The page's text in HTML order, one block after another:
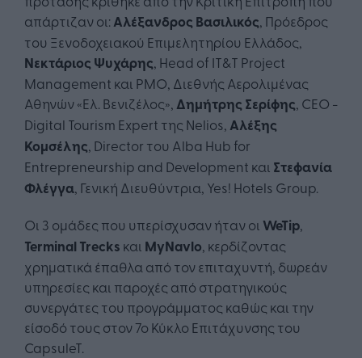
απάρτιζαν οι: Αλέξανδρος Βασιλικός, Πρόεδρος
του Ξενοδοχειακού Επιμελητηρίου Ελλάδος,
Νεκτάριος Ψυχάρης, Head of IT&T Project
Management και PMO, Διεθνής Αερολιμένας
Αθηνών «Ελ. Βενιζέλος», Δημήτρης Σερίφης, CEO -
Digital Tourism Expert της Nelios, Αλέξης
Κομσέλης, Director του Alba Hub for
Entrepreneurship and Development και Στεφανία
Φλέγγα, Γενική Διευθύντρια, Yes! Hotels Group.
Οι 3 ομάδες που υπερίσχυσαν ήταν οι WeTip,
Terminal Trecks και MyNavlo, κερδίζοντας
χρηματικά έπαθλα από τον επιταχυντή, δωρεάν
υπηρεσίες και παροχές από στρατηγικούς
συνεργάτες του προγράμματος καθώς και την
είσοδό τους στον 7ο Κύκλο Επιτάχυνσης του
CapsuleT.